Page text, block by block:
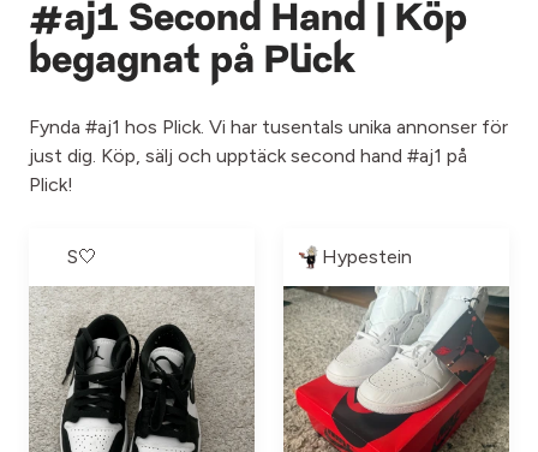
#aj1 Second Hand | Köp
begagnat på Plick
Fynda #aj1 hos Plick. Vi har tusentals unika annonser för
just dig. Köp, sälj och upptäck second hand #aj1 på
Plick!
S🤍 Hypestein